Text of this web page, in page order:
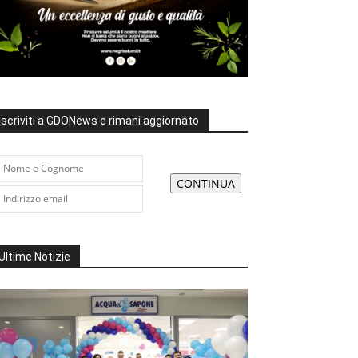
a GDONews e rimani aggiornato
Notizie